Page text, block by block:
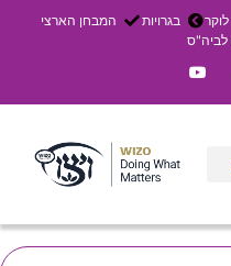
בגרויות
המבחן הארצי